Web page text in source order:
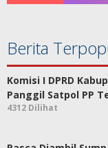
Berita
Komisi I DPRD
Panggil Satpol PP
4312 Dilihat